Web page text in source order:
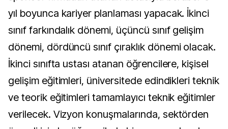
yıl boyunca kariyer planlaması yapacak. İkinci
sınıf farkındalık dönemi, üçüncü sınıf gelişim
dönemi, dördüncü sınıf çıraklık dönemi olacak.
İkinci sınıfta ustası atanan öğrencilere, kişisel
gelişim eğitimleri, üniversitede edindikleri teknik
ve teorik eğitimleri tamamlayıcı teknik eğitimler
verilecek. Vizyon konuşmalarında, sektörden